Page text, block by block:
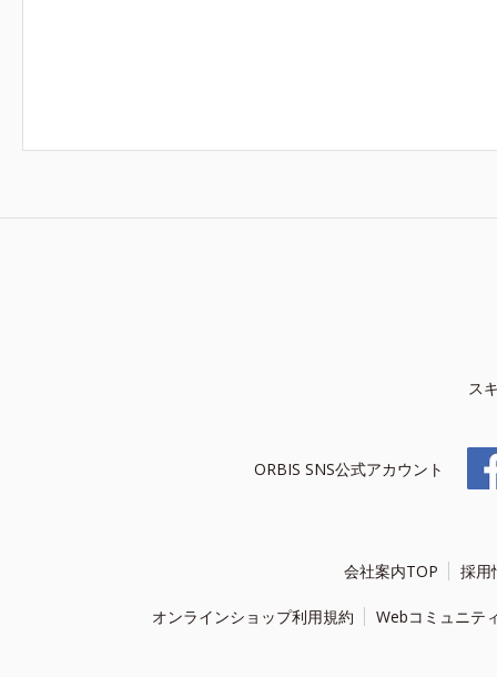
ス
ORBIS SNS公式アカウント
会社案内TOP 採用
オンラインショップ利用規約 Webコミュニテ